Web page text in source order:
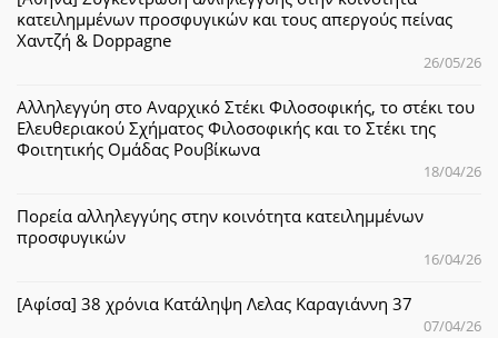
κατειλημμένων προσφυγικών και τους απεργούς πείνας
Χαντζή & Doppagne
26/05/26
Αλληλεγγύη στο Αναρχικό Στέκι Φιλοσοφικής, το στέκι του
Ελευθεριακού Σχήματος Φιλοσοφικής και το Στέκι της
Φοιτητικής Ομάδας Ρουβίκωνα
18/04/26
Πορεία αλληλεγγύης στην κοινότητα κατειλημμένων
προσφυγικών
16/04/26
[Αφίσα] 38 χρόνια Κατάληψη Λελας Καραγιάννη 37
07/04/26